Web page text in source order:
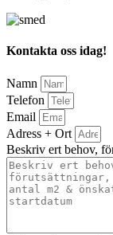
Kontakta oss idag!
Namn
Telefon
Email
Adress + Ort
Beskriv ert behov,